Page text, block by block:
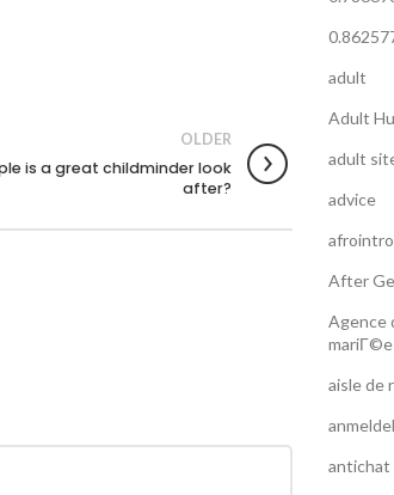
OLDER
is a great childminder look
after?
adult
Adult
adult
advice
After
Agence
mariГ©e
aisle de
antichat